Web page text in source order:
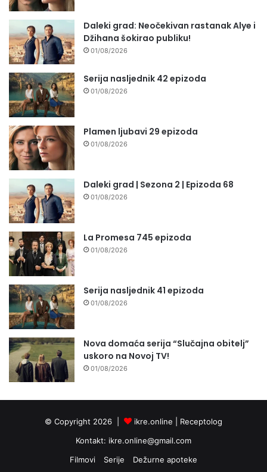
Daleki grad: Neočekivan rastanak Alye i
Džihana šokirao publiku!
01/08/2026
Serija nasljednik 42 epizoda
01/08/2026
Plamen ljubavi 29 epizoda
01/08/2026
Daleki grad | Sezona 2 | Epizoda 68
01/08/2026
La Promesa 745 epizoda
01/08/2026
Serija nasljednik 41 epizoda
01/08/2026
Nova domaća serija “Slučajna obitelj”
uskoro na Novoj TV!
01/08/2026
© Copyright 2026 | ikre.online | Receptolog
Kontakt: ikre.online@gmail.com
Filmovi
Serije Dežurne apoteke